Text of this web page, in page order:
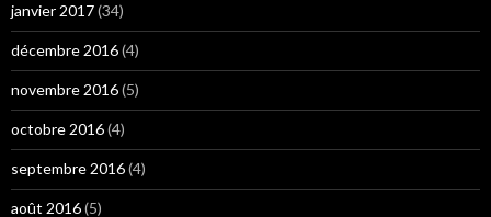
janvier 2017(34)
décembre 2016(4)
novembre 2016(5)
octobre 2016(4)
septembre 2016(4)
août 2016(5)